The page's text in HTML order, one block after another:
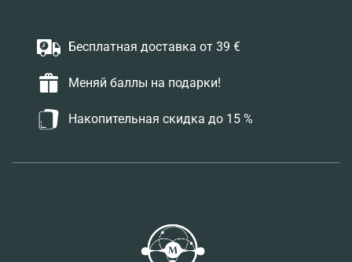
Бесплатная доставка от 39 €
Меняй баллы на подарки!
Накопительная скидка до 15 %